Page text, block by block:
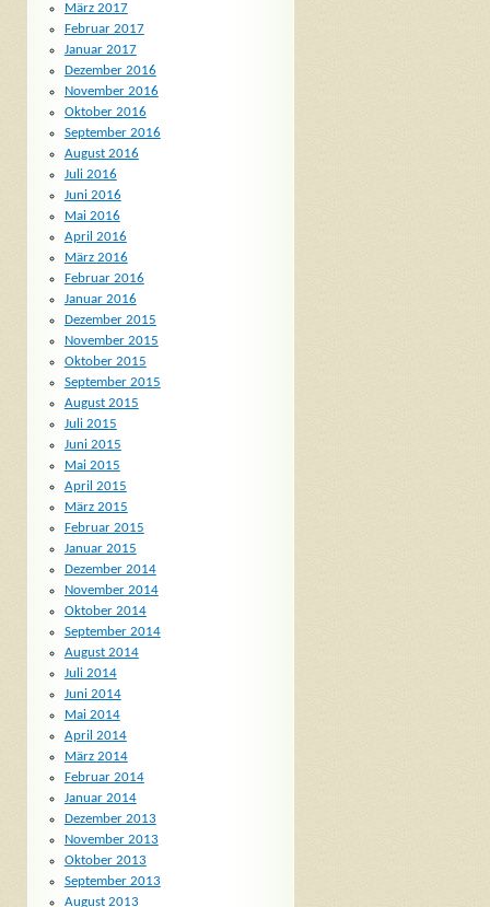
März 2017
Februar 2017
Januar 2017
Dezember 2016
November 2016
Oktober 2016
September 2016
August 2016
Juli 2016
Juni 2016
Mai 2016
April 2016
März 2016
Februar 2016
Januar 2016
Dezember 2015
November 2015
Oktober 2015
September 2015
August 2015
Juli 2015
Juni 2015
Mai 2015
April 2015
März 2015
Februar 2015
Januar 2015
Dezember 2014
November 2014
Oktober 2014
September 2014
August 2014
Juli 2014
Juni 2014
Mai 2014
April 2014
März 2014
Februar 2014
Januar 2014
Dezember 2013
November 2013
Oktober 2013
September 2013
August 2013